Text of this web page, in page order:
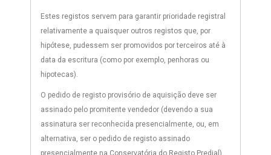
Estes registos servem para garantir prioridade registral
relativamente a quaisquer outros registos que, por
hipótese, pudessem ser promovidos por terceiros até à
data da escritura (como por exemplo, penhoras ou
hipotecas).
O pedido de registo provisório de aquisição deve ser
assinado pelo promitente vendedor (devendo a sua
assinatura ser reconhecida presencialmente, ou, em
alternativa, ser o pedido de registo assinado